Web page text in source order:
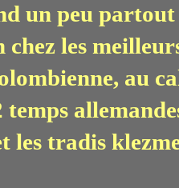
un peu
les
au
temps
les tradis